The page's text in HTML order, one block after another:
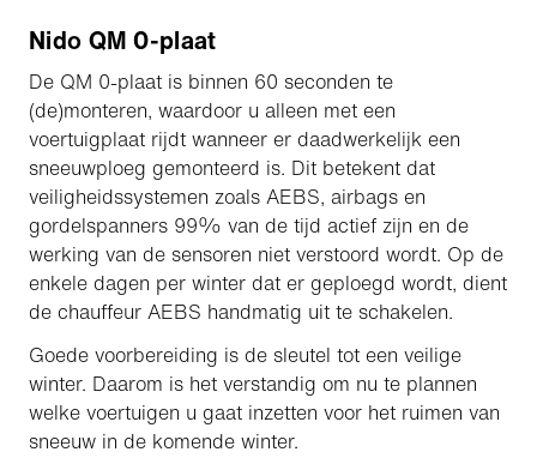
Nido QM 0-plaat
De QM 0-plaat is binnen 60 seconden te
(de)monteren, waardoor u alleen met een
voertuigplaat rijdt wanneer er daadwerkelijk een
sneeuwploeg gemonteerd is. Dit betekent dat
veiligheidssystemen zoals AEBS, airbags en
gordelspanners 99% van de tijd actief zijn en de
werking van de sensoren niet verstoord wordt. Op de
enkele dagen per winter dat er geploegd wordt, dient
de chauffeur AEBS handmatig uit te schakelen.
Goede voorbereiding is de sleutel tot een veilige
winter. Daarom is het verstandig om nu te plannen
welke voertuigen u gaat inzetten voor het ruimen van
sneeuw in de komende winter.